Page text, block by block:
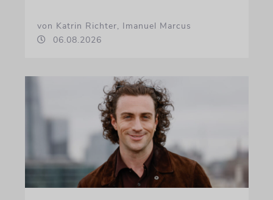
von Katrin Richter, Imanuel Marcus
06.08.2026